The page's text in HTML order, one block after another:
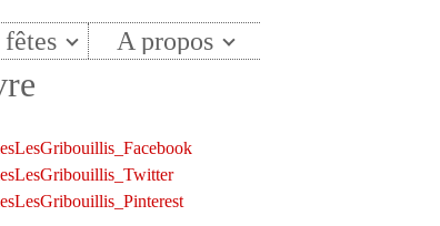
A propos